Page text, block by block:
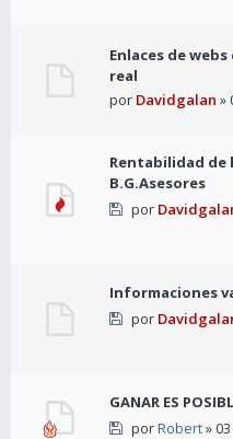
Enlaces de
real
por Davidgalan »
Rentabilidad de
B.G.Asesores
por
Informaciones
por
GANAR ES
porRobert» 03